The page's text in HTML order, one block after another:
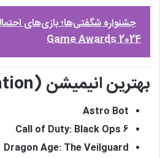
Game Awards 2024
بهترین انیمیشن (Animation)
Astro Bot
Call of Duty: Black Ops 6
Dragon Age: The Veilguard